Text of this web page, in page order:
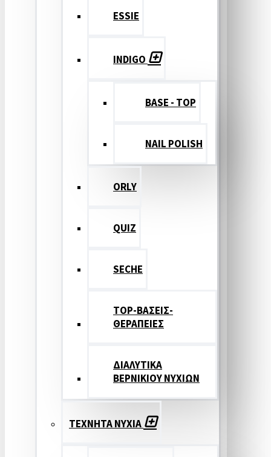
ESSIE
INDIGO
BASE - TOP
NAIL POLISH
ORLY
QUIZ
SECHE
TOP-ΒΑΣΕΙΣ-
ΘΕΡΑΠΕΙΕΣ
ΔΙΑΛΥΤΙΚΑ
ΒΕΡΝΙΚΙΟΥ ΝΥΧΙΩΝ
ΤΕΧΝΗΤΑ ΝΥΧΙΑ